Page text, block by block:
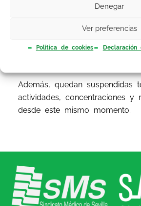
Denegar
Ver preferencias
Política de cookies
Aquellos que tengan
miércoles a las 8 de la
Además, quedan suspendidas
actividades, concentraciones y
desde este mismo momento.